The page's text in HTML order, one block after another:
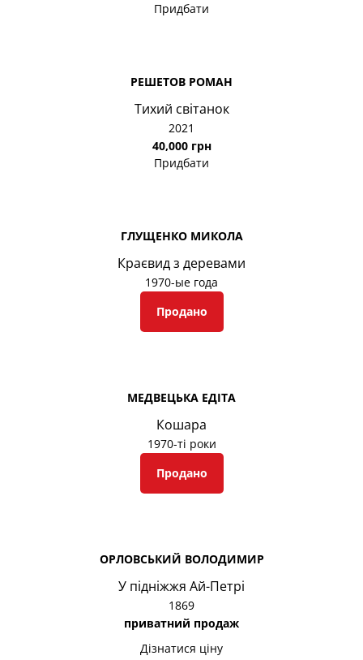
Придбати
РЕШЕТОВ РОМАН
Тихий світанок
2021
40,000 грн
Придбати
ГЛУЩЕНКО МИКОЛА
Краєвид з деревами
1970-ые года
Продано
МЕДВЕЦЬКА ЕДІТА
Кошара
1970-ті роки
Продано
ОРЛОВСЬКИЙ ВОЛОДИМИР
У підніжжя Ай-Петрі
1869
приватний продаж
Дізнатися ціну